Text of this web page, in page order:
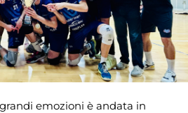
emozioni è andata in